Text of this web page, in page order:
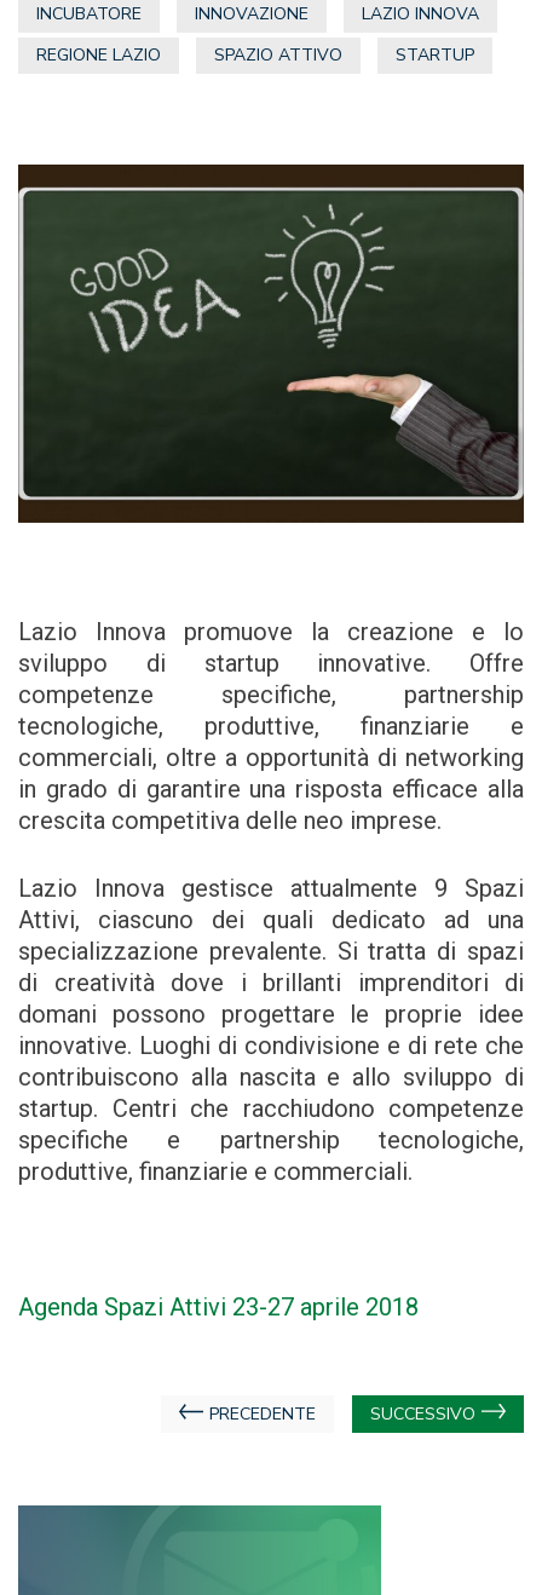
INCUBATORE
INNOVAZIONE
LAZIO INNOVA
REGIONE LAZIO
SPAZIO ATTIVO STARTUP
Lazio Innova promuove la creazione e lo
sviluppo di startup innovative. Offre
competenze specifiche, partnership
tecnologiche, produttive, finanziarie e
commerciali, oltre a opportunità di networking
in grado di garantire una risposta efficace alla
crescita competitiva delle neo imprese.
Lazio Innova gestisce attualmente 9 Spazi
Attivi, ciascuno dei quali dedicato ad una
specializzazione prevalente. Si tratta di spazi
di creatività dove i brillanti imprenditori di
domani possono progettare le proprie idee
innovative. Luoghi di condivisione e di rete che
contribuiscono alla nascita e allo sviluppo di
startup. Centri che racchiudono competenze
specifiche e partnership tecnologiche,
produttive, finanziarie e commerciali.
Agenda Spazi Attivi 23-27 aprile 2018
Navigazione
PRECEDENTE SUCCESSIVO